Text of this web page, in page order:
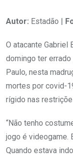
Autor: Estadão |
O atacante Gabriel
domingo ter
Paulo, nesta
mortes por covid-
rígido nas
“Não tenho
jogo é videogame.
Quando estava